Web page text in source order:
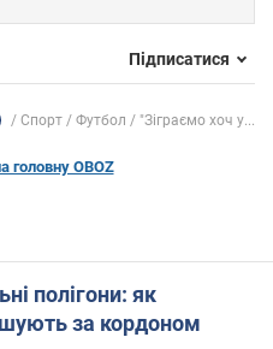
Підписатися
Спорт Футбол "Зіграємо хоч у...
головну OBOZ
полігони: як
за кордоном